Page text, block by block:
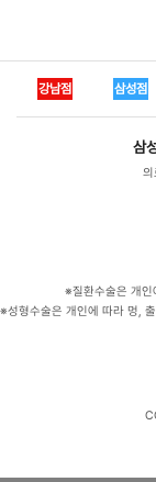
강남점 삼성점
삼
의
※질환수술은 개인
※성형수술은 개인에 따라 멍,